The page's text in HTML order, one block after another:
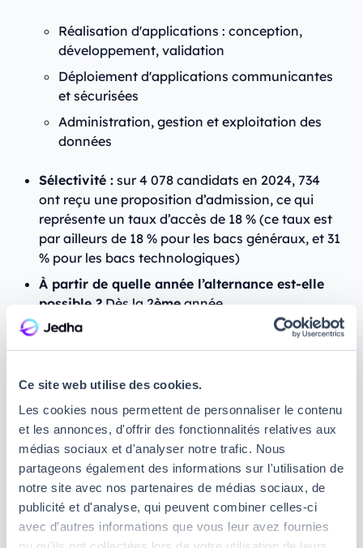
Ce site web utilise des cookies.
Les cookies nous permettent de personnaliser le contenu
et les annonces, d'offrir des fonctionnalités relatives aux
médias sociaux et d'analyser notre trafic. Nous
partageons également des informations sur l'utilisation de
notre site avec nos partenaires de médias sociaux, de
publicité et d'analyse, qui peuvent combiner celles-ci
avec d'autres informations que vous leur avez fournies
Réalisation d'applications : conception,
développement, validation
Déploiement d'applications communicantes
et sécurisées
Administration, gestion et exploitation des
données
Sélectivité : sur 4 078 candidats en 2024, 734
ont reçu une proposition d’admission, ce qui
représente un taux d’accès de 18 % (ce taux est
par ailleurs de 18 % pour les bacs généraux, et 31
% pour les bacs technologiques)
À partir de quelle année l’alternance est-elle
possible ? Dès la 2ème année
Doua (périphérie lyonnaise) – Le
meilleur BUT Informatique à Lyon